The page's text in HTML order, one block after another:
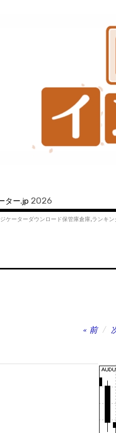
ター.jp 2026
ケーターダウンロード保管庫倉庫,ラン
前